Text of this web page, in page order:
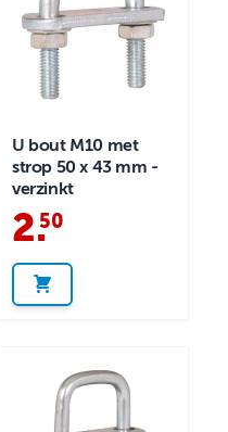
U bout M10 met
strop 50 x 43 mm -
verzinkt
2.
50